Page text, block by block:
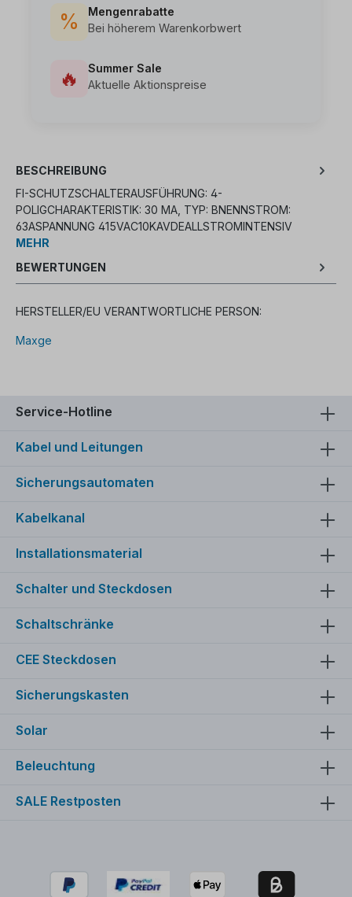
%
Mengenrabatte
Bei höherem Warenkorbwert
🔥
Summer Sale
Aktuelle Aktionspreise
BESCHREIBUNG
FI-SCHUTZSCHALTERAUSFÜHRUNG: 4-
POLIGCHARAKTERISTIK: 30 MA, TYP: BNENNSTROM:
63ASPANNUNG 415VAC10KAVDEALLSTROMINTENSIV
MEHR
BEWERTUNGEN
HERSTELLER/EU VERANTWORTLICHE PERSON:
Maxge
Service-Hotline
Kabel und Leitungen
Sicherungsautomaten
Kabelkanal
Installationsmaterial
Schalter und Steckdosen
Schaltschränke
CEE Steckdosen
Sicherungskasten
Solar
Beleuchtung
SALE Restposten